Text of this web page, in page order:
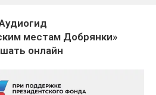
местам Добрянки»
онлайн